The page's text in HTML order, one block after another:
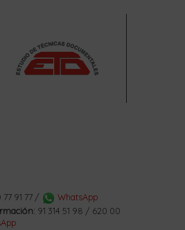
77 91 77 /
WhatsApp
91 314 51 98 / 620 00